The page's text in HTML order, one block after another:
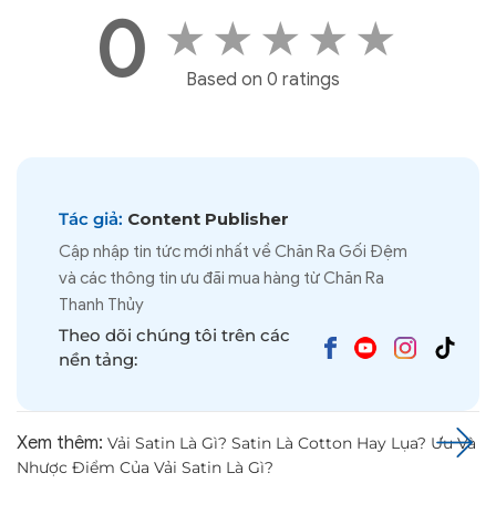
0 ★ ★ ★ ★ ★
Based on 0 ratings
Tác giả: Content Publisher
Cập nhập tin tức mới nhất về Chăn Ra Gối Đệm
và các thông tin ưu đãi mua hàng từ Chăn Ra
Thanh Thủy
Theo dõi chúng tôi trên các
nền tảng:
Xem thêm: Vải Satin Là Gì? Satin Là Cotton Hay Lụa? Ưu Và
Nhược Điểm Của Vải Satin Là Gì?